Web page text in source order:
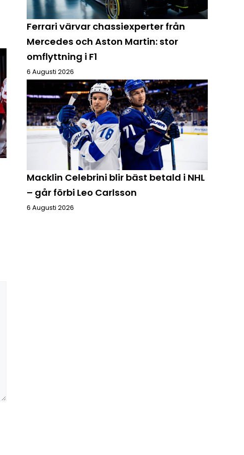
Ferrari värvar chassiexperter från
Mercedes och Aston Martin: stor
omflyttning i F1
6 Augusti 2026
Macklin Celebrini blir bäst betald i NHL
– går förbi Leo Carlsson
6 Augusti 2026